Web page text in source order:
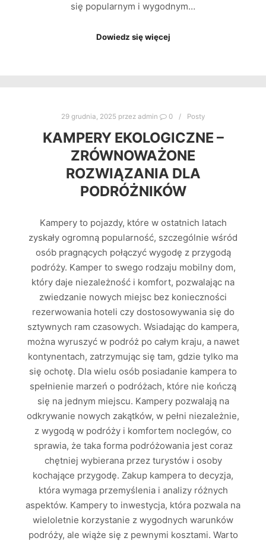
się popularnym i wygodnym…
Dowiedz się więcej
29 grudnia, 2025 przez admin 0 Posty
KAMPERY EKOLOGICZNE –
ZRÓWNOWAŻONE
ROZWIĄZANIA DLA
PODRÓŻNIKÓW
Kampery to pojazdy, które w ostatnich latach
zyskały ogromną popularność, szczególnie wśród
osób pragnących połączyć wygodę z przygodą
podróży. Kamper to swego rodzaju mobilny dom,
który daje niezależność i komfort, pozwalając na
zwiedzanie nowych miejsc bez konieczności
rezerwowania hoteli czy dostosowywania się do
sztywnych ram czasowych. Wsiadając do kampera,
można wyruszyć w podróż po całym kraju, a nawet
kontynentach, zatrzymując się tam, gdzie tylko ma
się ochotę. Dla wielu osób posiadanie kampera to
spełnienie marzeń o podróżach, które nie kończą
się na jednym miejscu. Kampery pozwalają na
odkrywanie nowych zakątków, w pełni niezależnie,
z wygodą w podróży i komfortem noclegów, co
sprawia, że taka forma podróżowania jest coraz
chętniej wybierana przez turystów i osoby
kochające przygodę. Zakup kampera to decyzja,
która wymaga przemyślenia i analizy różnych
aspektów. Kampery to inwestycja, która pozwala na
wieloletnie korzystanie z wygodnych warunków
podróży, ale wiąże się z pewnymi kosztami. Warto